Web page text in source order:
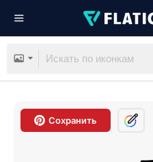
Сохранить